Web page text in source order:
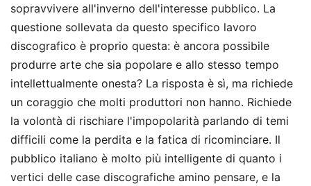
sopravvivere all'inverno dell'interesse pubblico. La
questione sollevata da questo specifico lavoro
discografico è proprio questa: è ancora possibile
produrre arte che sia popolare e allo stesso tempo
intellettualmente onesta? La risposta è sì, ma richiede
un coraggio che molti produttori non hanno. Richiede
la volontà di rischiare l'impopolarità parlando di temi
difficili come la perdita e la fatica di ricominciare. Il
pubblico italiano è molto più intelligente di quanto i
vertici delle case discografiche amino pensare, e la